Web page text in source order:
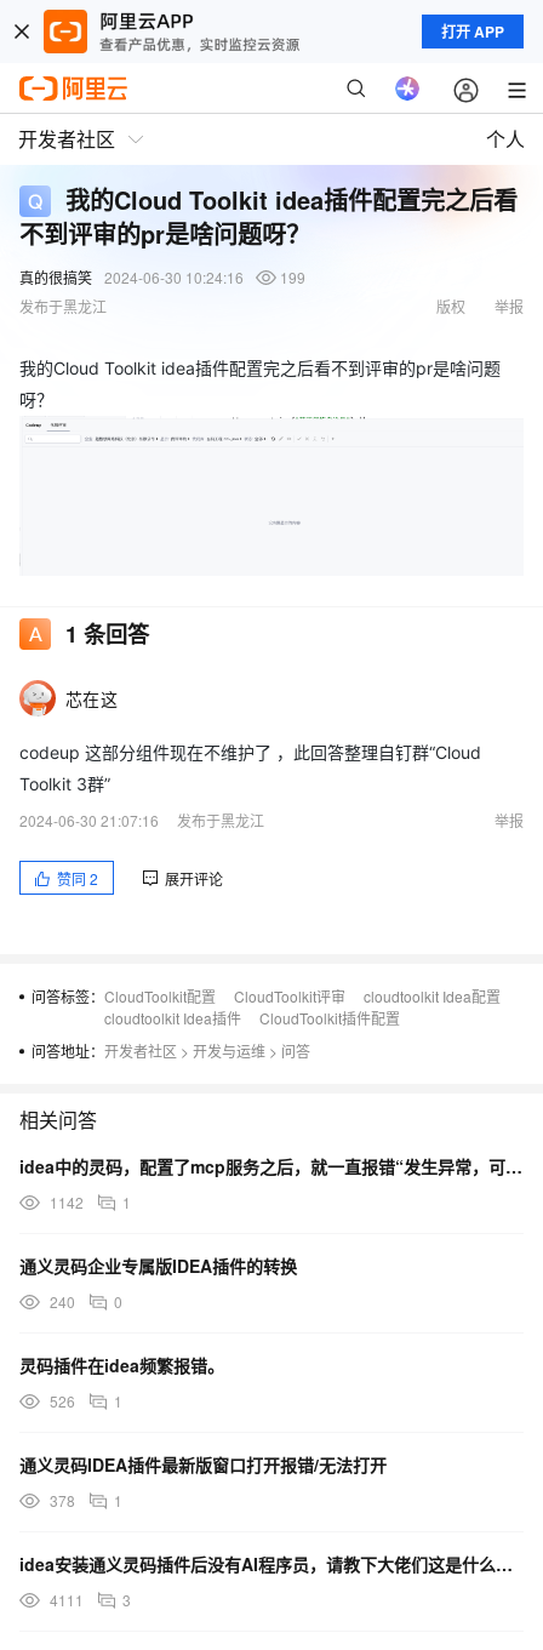
打开 APP
开发者社区 个人
我的Cloud Toolkit idea插件配置完之后看
不到评审的pr是啥问题呀？
真的很搞笑 2024-06-30 10:24:16
199
发布于黑龙江
举报
版权
我的Cloud Toolkit idea插件配置完之后看不到评审的pr是啥问题
呀？
1 条回答
芯在这
codeup 这部分组件现在不维护了 ，此回答整理自钉群“Cloud
Toolkit 3群”
2024-06-30 21:07:16
发布于黑龙江 举报
赞同 2 展开评论
问答标签： CloudToolkit配置 CloudToolkit评审
cloudtoolkit Idea配置
cloudtoolkit Idea插件
CloudToolkit插件配置
问答地址： 开发者社区 > 开发与运维 > 问答
相关问答
idea中的灵码，配置了mcp服务之后，就一直报错“发生异常，可以输入更多信息再让我来回答或重试。”
1142 1
通义灵码企业专属版IDEA插件的转换
240 0
灵码插件在idea频繁报错。
526 1
通义灵码IDEA插件最新版窗口打开报错/无法打开
378 1
idea安装通义灵码插件后没有AI程序员，请教下大佬们这是什么原因？如何可以解决？
4111 3